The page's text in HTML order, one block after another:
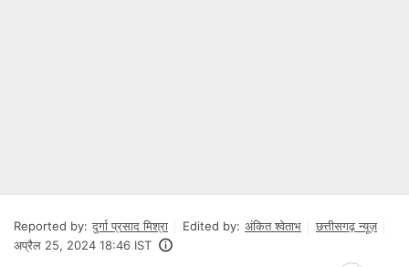
Reported by: दुर्गा प्रसाद मिश्रा Edited by: अंकित श्वेताभ
छत्तीसगढ़ न्यूज़
अप्रैल 25, 2024 18:46 IST